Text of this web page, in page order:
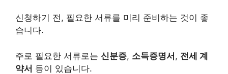
신청하기 전, 필요한 서류를 미리 준비하는 것이 좋
습니다.
주로 필요한 서류로는 신분증, 소득증명서, 전세 계
약서 등이 있습니다.